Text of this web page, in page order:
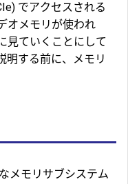
) でアクセスされる
オメモリが使われ
見ていくことにして
明する前に、メモリ
メモリサブシステム